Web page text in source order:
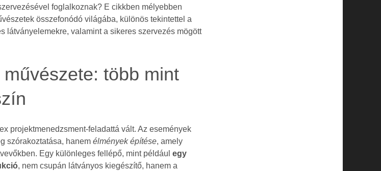
foglalkoznak? E cikkben mélyebben
összefonódó világába, különös tekintettel a
látványelemekre, valamint a sikeres szervezés mögött
több mint
projektmenedzsment-feladattá vált. Az események
szórakoztatása, hanemélmények építése, amely
Egy különleges fellépő, mint példáulegy
, nem csupán látványos kiegészítő, hanem a